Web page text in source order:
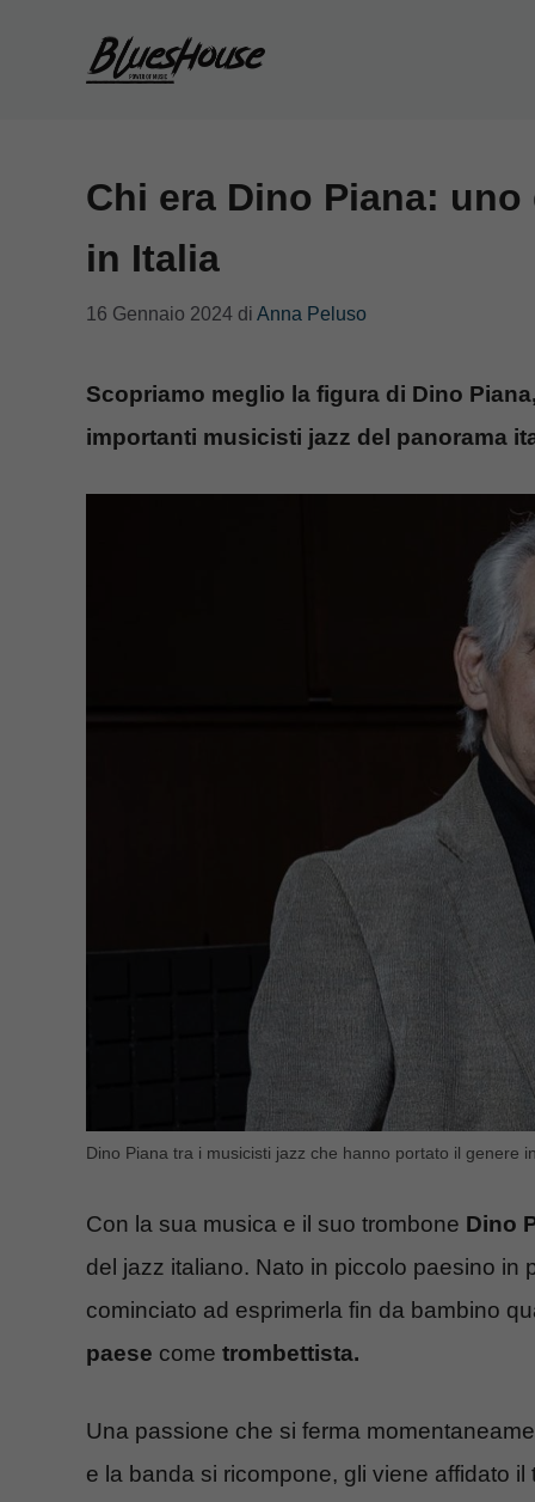
Chi era Dino Piana:
in Italia
16 Gennaio 2024 di Anna Peluso
Scopriamo meglio la figura di Dino
importanti musicisti jazz del panorama
Dino Piana tra i musicisti jazz che hanno portato il genere
Con la sua musica e il suo trombone Dino
del jazz italiano. Nato in piccolo paesino in
cominciato ad esprimerla fin da bambino
paese come trombettista.
Una passione che si ferma
e la banda si ricompone, gli viene affidato